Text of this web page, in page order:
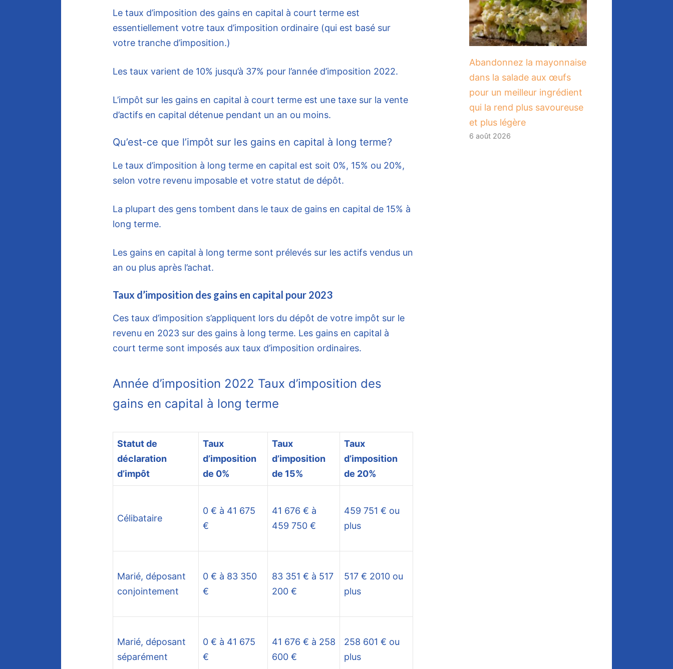
Le taux d’imposition des gains en capital à court terme est
essentiellement votre taux d’imposition ordinaire (qui est basé sur
votre tranche d’imposition.)
Les taux varient de 10% jusqu’à 37% pour l’année d’imposition 2022.
L’impôt sur les gains en capital à court terme est une taxe sur la vente
d’actifs en capital détenue pendant un an ou moins.
Qu’est-ce que l’impôt sur les gains en capital à long terme?
Le taux d’imposition à long terme en capital est soit 0%, 15% ou 20%,
selon votre revenu imposable et votre statut de dépôt.
La plupart des gens tombent dans le taux de gains en capital de 15% à
long terme.
Les gains en capital à long terme sont prélevés sur les actifs vendus un
an ou plus après l’achat.
Taux d’imposition des gains en capital pour 2023
Ces taux d’imposition s’appliquent lors du dépôt de votre impôt sur le
revenu en 2023 sur des gains à long terme. Les gains en capital à
court terme sont imposés aux taux d’imposition ordinaires.
Année d’imposition 2022 Taux d’imposition des
gains en capital à long terme
Statut de
déclaration
d’impôt
Taux
d’imposition
de 0%
Taux
d’imposition
de 15%
Taux
d’imposition
de 20%
Célibataire
0 € à 41 675
€
41 676 € à
459 750 €
459 751 € ou
plus
Marié, déposant
conjointement
0 € à 83 350
€
83 351 € à 517
200 €
517 € 2010 ou
plus
Marié, déposant
séparément
0 € à 41 675
€
41 676 € à 258
600 €
258 601 € ou
plus
Abandonnez la mayonnaise
dans la salade aux œufs
pour un meilleur ingrédient
qui la rend plus savoureuse
et plus légère
6 août 2026